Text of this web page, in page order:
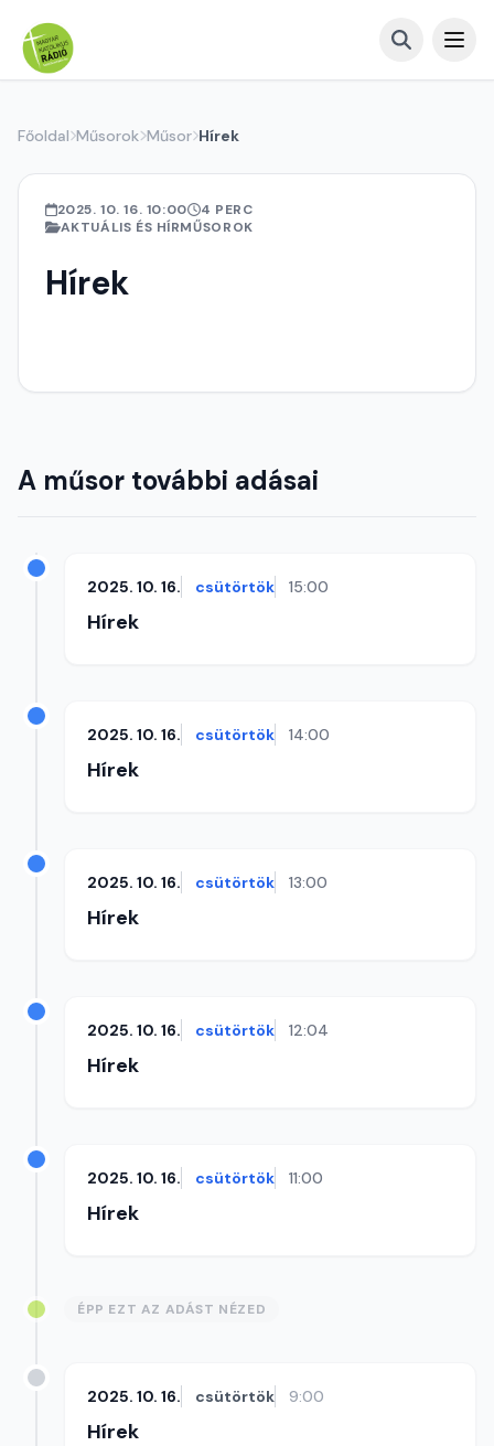
Főoldal Műsorok Műsor Hírek
2025. 10. 16. 10:00
4 PERC
AKTUÁLIS ÉS HÍRMŰSOROK
Hírek
A műsor további adásai
2025. 10. 16. csütörtök 15:00
Hírek
2025. 10. 16. csütörtök 14:00
Hírek
2025. 10. 16. csütörtök 13:00
Hírek
2025. 10. 16. csütörtök 12:04
Hírek
2025. 10. 16. csütörtök 11:00
Hírek
ÉPP EZT AZ ADÁST NÉZED
2025. 10. 16. csütörtök 9:00
Hírek